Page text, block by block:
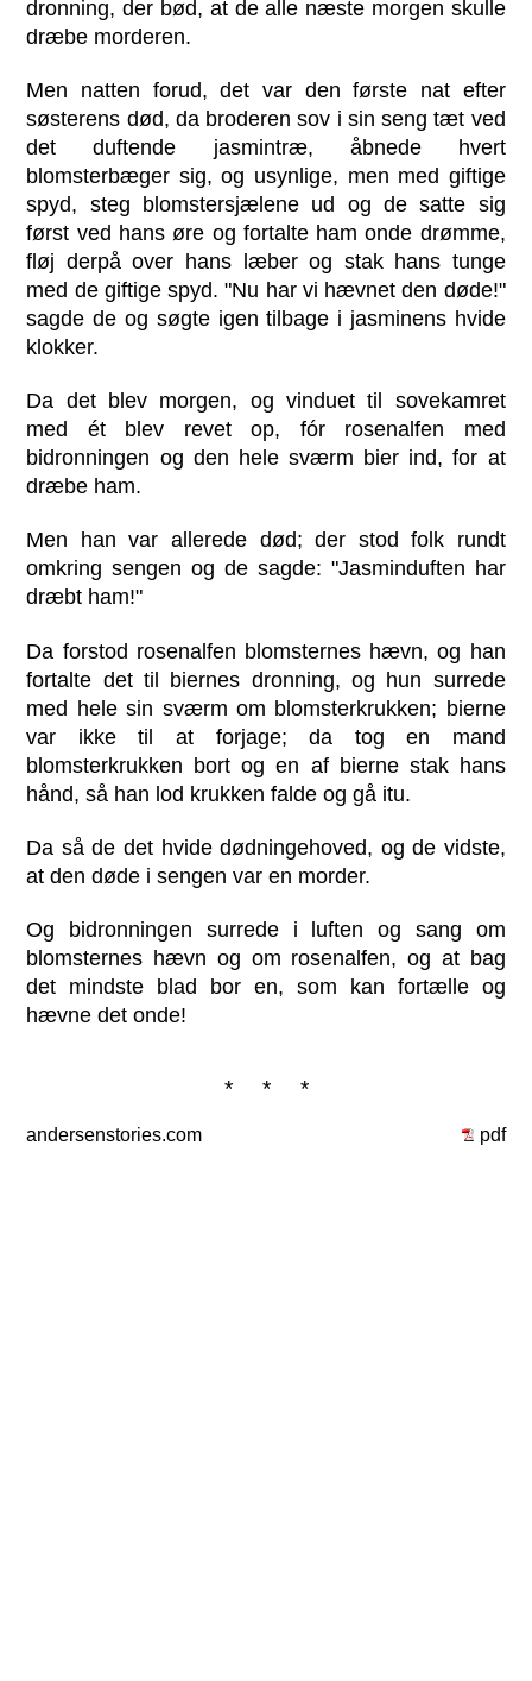
dronning, der bød, at de alle næste morgen skulle
dræbe morderen.
Men natten forud, det var den første nat efter
søsterens død, da broderen sov i sin seng tæt ved
det duftende jasmintræ, åbnede hvert
blomsterbæger sig, og usynlige, men med giftige
spyd, steg blomstersjælene ud og de satte sig
først ved hans øre og fortalte ham onde drømme,
fløj derpå over hans læber og stak hans tunge
med de giftige spyd. "Nu har vi hævnet den døde!"
sagde de og søgte igen tilbage i jasminens hvide
klokker.
Da det blev morgen, og vinduet til sovekamret
med ét blev revet op, fór rosenalfen med
bidronningen og den hele sværm bier ind, for at
dræbe ham.
Men han var allerede død; der stod folk rundt
omkring sengen og de sagde: "Jasminduften har
dræbt ham!"
Da forstod rosenalfen blomsternes hævn, og han
fortalte det til biernes dronning, og hun surrede
med hele sin sværm om blomsterkrukken; bierne
var ikke til at forjage; da tog en mand
blomsterkrukken bort og en af bierne stak hans
hånd, så han lod krukken falde og gå itu.
Da så de det hvide dødningehoved, og de vidste,
at den døde i sengen var en morder.
Og bidronningen surrede i luften og sang om
blomsternes hævn og om rosenalfen, og at bag
det mindste blad bor en, som kan fortælle og
hævne det onde!
* * *
andersenstories.com pdf